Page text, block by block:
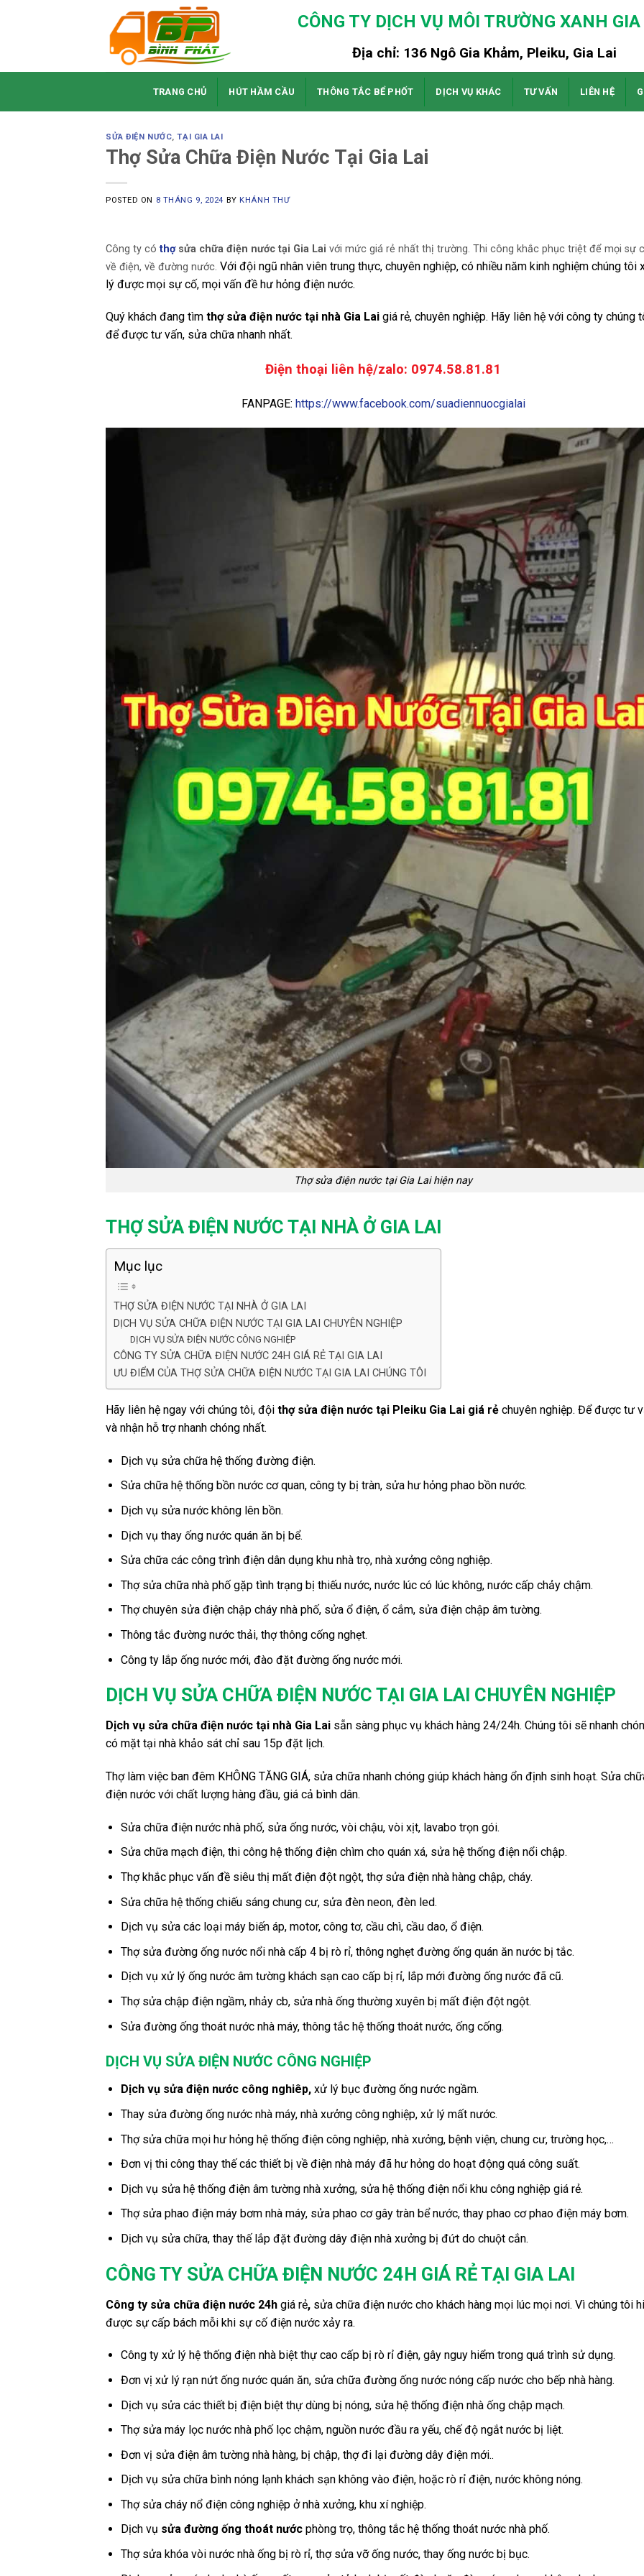
CÔNG TY DỊCH VỤ MÔI TRƯỜNG XANH
Địa chỉ: 136 Ngô Gia Khảm, Pleiku, Gia Lai
TRANG CHỦ HÚT HẦM CẦU THÔNG TẮC BỂ PHỐT DỊCH VỤ KHÁC TƯ VẤN LIÊN HỆ
SỬA ĐIỆN NƯỚC,TẠI GIA LAI
Thợ Sửa Chữa Điện Nước Tại Gia Lai
POSTED ON 8 THÁNG 9, 2024 BY KHÁNH THƯ
Công ty cóthợ sửa chữa điện nước tại Gia Lai với mức giá rẻ nhất thị trường. Thi công khắc phục triệt để mọi sự
về điện, về đường nước. Với đội ngũ nhân viên trung thực, chuyên nghiệp, có nhiều năm kinh nghiệm chúng tôi
lý được mọi sự cố, mọi vấn đề hư hỏng điện nước.
Quý khách đang tìm thợ sửa điện nước tại nhà Gia Lai giá rẻ, chuyên nghiệp. Hãy liên hệ với công ty chúng
để được tư vấn, sửa chữa nhanh nhất.
Điện thoại liên hệ/zalo: 0974.58.81.81
FANPAGE: https://www.facebook.com/suadiennuocgialai
Thợ sửa điện nước tại Gia Lai hiện nay
THỢ SỬA ĐIỆN NƯỚC TẠI NHÀ Ở GIA LAI
Mục lục
THỢ SỬA ĐIỆN NƯỚC TẠI NHÀ Ở GIA LAI
DỊCH VỤ SỬA CHỮA ĐIỆN NƯỚC TẠI GIA LAI CHUYÊN NGHIỆP
DỊCH VỤ SỬA ĐIỆN NƯỚC CÔNG NGHIỆP
CÔNG TY SỬA CHỮA ĐIỆN NƯỚC 24H GIÁ RẺ TẠI GIA LAI
ƯU ĐIỂM CỦA THỢ SỬA CHỮA ĐIỆN NƯỚC TẠI GIA LAI CHÚNG TÔI
Hãy liên hệ ngay với chúng tôi, đội thợ sửa điện nước tại Pleiku Gia Lai giá rẻ chuyên nghiệp. Để được tư
và nhận hỗ trợ nhanh chóng nhất.
Dịch vụ sửa chữa hệ thống đường điện.
Sửa chữa hệ thống bồn nước cơ quan, công ty bị tràn, sửa hư hỏng phao bồn nước.
Dịch vụ sửa nước không lên bồn.
Dịch vụ thay ống nước quán ăn bị bể.
Sửa chữa các công trình điện dân dụng khu nhà trọ, nhà xưởng công nghiệp.
Thợ sửa chữa nhà phố gặp tình trạng bị thiếu nước, nước lúc có lúc không, nước cấp chảy chậm.
Thợ chuyên sửa điện chập cháy nhà phố, sửa ổ điện, ổ cắm, sửa điện chập âm tường.
Thông tắc đường nước thải, thợ thông cống nghẹt.
Công ty lắp ống nước mới, đào đặt đường ống nước mới.
DỊCH VỤ SỬA CHỮA ĐIỆN NƯỚC TẠI GIA LAI CHUYÊN NGHIỆP
Dịch vụ sửa chữa điện nước tại nhà Gia Lai sẵn sàng phục vụ khách hàng 24/24h. Chúng tôi sẽ nhanh
có mặt tại nhà khảo sát chỉ sau 15p đặt lịch.
Thợ làm việc ban đêm KHÔNG TĂNG GIÁ, sửa chữa nhanh chóng giúp khách hàng ổn định sinh hoạt. Sửa
điện nước với chất lượng hàng đầu, giá cả bình dân.
Sửa chữa điện nước nhà phố, sửa ống nước, vòi chậu, vòi xịt, lavabo trọn gói.
Sửa chữa mạch điện, thi công hệ thống điện chìm cho quán xá, sửa hệ thống điện nổi chập.
Thợ khắc phục vấn đề siêu thị mất điện đột ngột, thợ sửa điện nhà hàng chập, cháy.
Sửa chữa hệ thống chiếu sáng chung cư, sửa đèn neon, đèn led.
Dịch vụ sửa các loại máy biến áp, motor, công tơ, cầu chì, cầu dao, ổ điện.
Thợ sửa đường ống nước nổi nhà cấp 4 bị rò rỉ, thông nghẹt đường ống quán ăn nước bị tắc.
Dịch vụ xử lý ống nước âm tường khách sạn cao cấp bị rỉ, lắp mới đường ống nước đã cũ.
Thợ sửa chập điện ngầm, nhảy cb, sửa nhà ống thường xuyên bị mất điện đột ngột.
Sửa đường ống thoát nước nhà máy, thông tắc hệ thống thoát nước, ống cống.
DỊCH VỤ SỬA ĐIỆN NƯỚC CÔNG NGHIỆP
Dịch vụ sửa điện nước công nghiêp, xử lý bục đường ống nước ngầm.
Thay sửa đường ống nước nhà máy, nhà xưởng công nghiệp, xử lý mất nước.
Thợ sửa chữa mọi hư hỏng hệ thống điện công nghiệp, nhà xưởng, bệnh viện, chung cư, trường học,…
Đơn vị thi công thay thế các thiết bị về điện nhà máy đã hư hỏng do hoạt động quá công suất.
Dịch vụ sửa hệ thống điện âm tường nhà xưởng, sửa hệ thống điện nổi khu công nghiệp giá rẻ.
Thợ sửa phao điện máy bơm nhà máy, sửa phao cơ gây tràn bể nước, thay phao cơ phao điện máy bơm.
Dịch vụ sửa chữa, thay thế lắp đặt đường dây điện nhà xưởng bị đứt do chuột cắn.
CÔNG TY SỬA CHỮA ĐIỆN NƯỚC 24H GIÁ RẺ TẠI GIA LAI
Công ty sửa chữa điện nước 24h giá rẻ, sửa chữa điện nước cho khách hàng mọi lúc mọi nơi. Vì chúng tôi
được sự cấp bách mỗi khi sự cố điện nước xảy ra.
Công ty xử lý hệ thống điện nhà biệt thự cao cấp bị rò rỉ điện, gây nguy hiểm trong quá trình sử dụng.
Đơn vị xử lý rạn nứt ống nước quán ăn, sửa chữa đường ống nước nóng cấp nước cho bếp nhà hàng.
Dịch vụ sửa các thiết bị điện biệt thự dùng bị nóng, sửa hệ thống điện nhà ống chập mạch.
Thợ sửa máy lọc nước nhà phố lọc chậm, nguồn nước đầu ra yếu, chế độ ngắt nước bị liệt.
Đơn vị sửa điện âm tường nhà hàng, bị chập, thợ đi lại đường dây điện mới..
Dịch vụ sửa chữa bình nóng lạnh khách sạn không vào điện, hoặc rò rỉ điện, nước không nóng.
Thợ sửa cháy nổ điện công nghiệp ở nhà xưởng, khu xí nghiệp.
Dịch vụ sửa đường ống thoát nướcphòng trọ, thông tắc hệ thống thoát nước nhà phố.
Thợ sửa khóa vòi nước nhà ống bị rò rỉ, thợ sửa vỡ ống nước, thay ống nước bị bục.